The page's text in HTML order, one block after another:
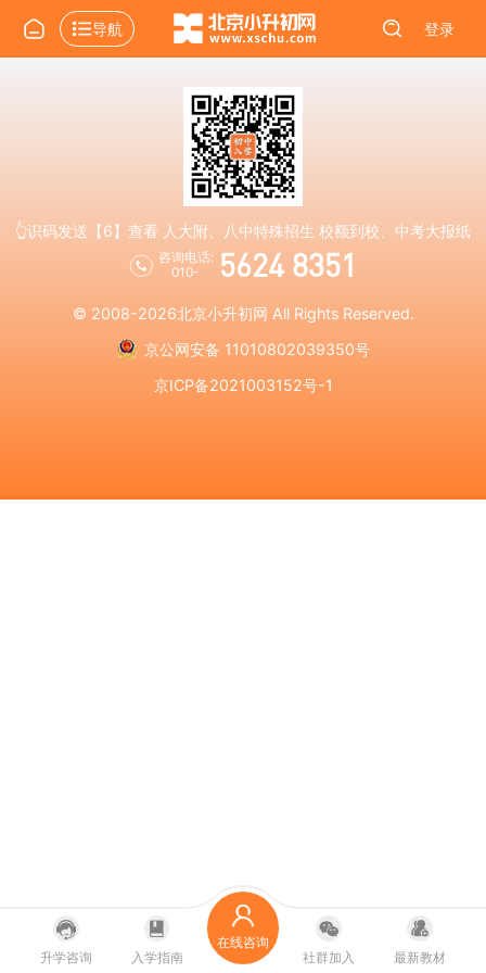
导航 登录
👆识码发送【6】查看 人大附、八中特殊招生 校额到校、中考大报纸
咨询电话:
010-
5624 8351
© 2008-2026北京小升初网 All Rights Reserved.
京公网安备 11010802039350号
京ICP备2021003152号-1
升学咨询 入学指南
在线咨询
社群加入
最新教材